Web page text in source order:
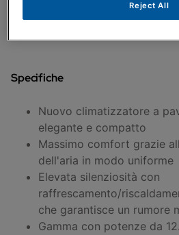
Specifiche
Nuovo climatizzatore a
elegante e compatto
Massimo comfort grazie
dell'aria in modo uniforme
Elevata silenziosità con
raffrescamento/
che garantisce un rumore
Gamma con potenze da
Reject All